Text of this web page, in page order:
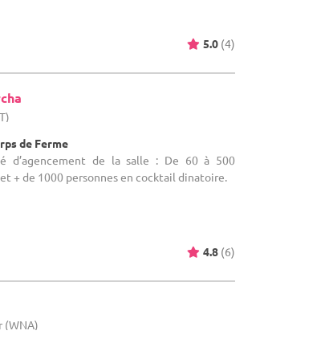
5.0 (4)
de Ferme
d’agencement de la salle : De 60 à 500
et + de 1000 personnes en cocktail dinatoire.
4.8 (6)
(WNA)